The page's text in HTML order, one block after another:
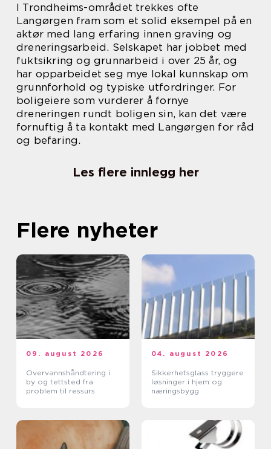
I Trondheims-området trekkes ofte
Langørgen fram som et solid eksempel på en
aktør med lang erfaring innen graving og
dreneringsarbeid. Selskapet har jobbet med
fuktsikring og grunnarbeid i over 25 år, og
har opparbeidet seg mye lokal kunnskap om
grunnforhold og typiske utfordringer. For
boligeiere som vurderer å fornye
dreneringen rundt boligen sin, kan det være
fornuftig å ta kontakt med Langørgen for råd
og befaring.
Les flere innlegg her
Flere nyheter
09. august 2026
Overvannshåndtering i
by og tettsted fra
problem til ressurs
04. august 2026
Sikkerhetsglass tryggere
løsninger i hjem og
næringsbygg